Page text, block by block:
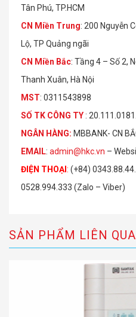
Tân Phú, TP.HCM
CN Miền Trung: 200 Nguyễn
Lộ, TP Quảng ngãi
CN Miền Bắc: Tầng 4 – Số 2,
Thanh Xuân, Hà Nội
MST: 0311543898
SỐ TK CÔ NG TY :
NGÂN HÀNG: MBBANK- CN
EMAIL: admin@hkc.vn –
ĐIỆN THOẠI: (+84)
0528.994.333 (Zalo – Viber)
SẢN PHẨM LIÊN